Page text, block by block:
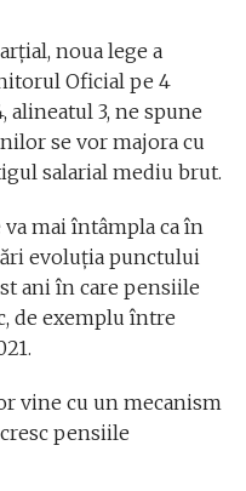
noua lege a
Oficial pe 4
alineatul 3, ne spune
se vor majora cu
salarial mediu brut.
va mai întâmpla ca în
evoluţia punctului
ani în care pensiile
de exemplu între
vine cu un mecanism
pensiile